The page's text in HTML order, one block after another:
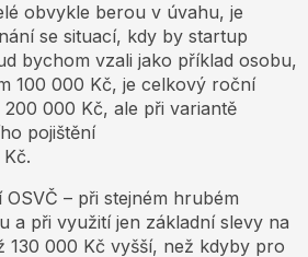
obvykle berou v úvahu, je
se situací, kdy by startup
bychom vzali jako příklad osobu,
100 000 Kč, je celkový roční
200 000 Kč, ale při variantě
pojištění
– při stejném hrubém
a při využití jen základní slevy na
130 000 Kč vyšší, než kdyby pro